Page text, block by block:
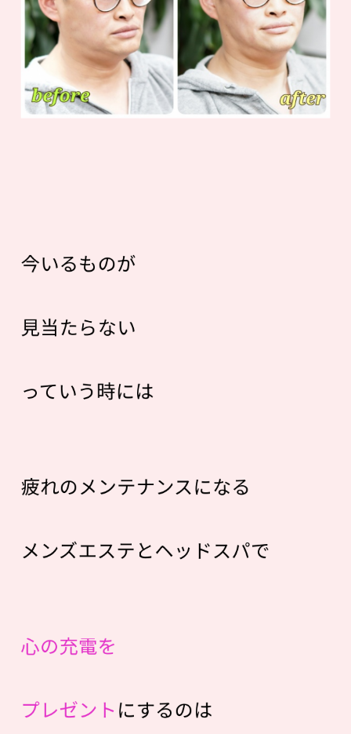
今いるものが
見当たらない
っていう時には
疲れのメンテナンスになる
メンズエステとヘッドスパで
心の充電を
プレゼントにするのは